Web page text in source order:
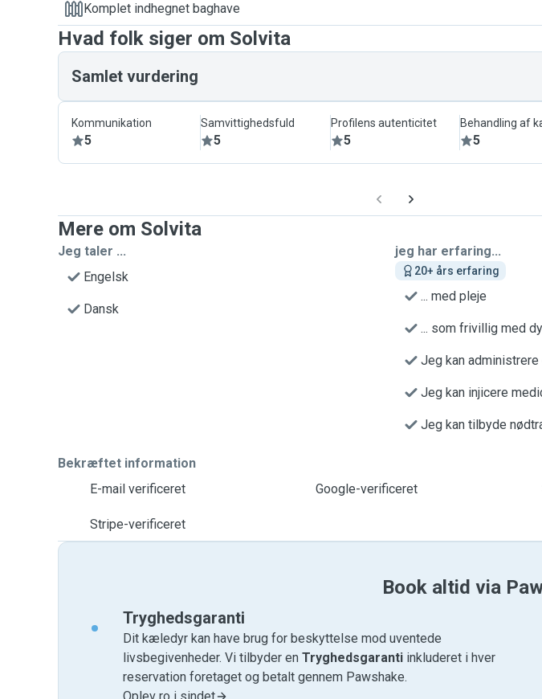
Komplet indhegnet baghave
Hvad folk siger om Solvita
Samlet vurdering
Kommunikation
5
Samvittighedsfuld
5
Profilens autenticitet
5
Behandling af
5
Mere om Solvita
Jeg taler ...
Engelsk
Dansk
jeg har erfaring...
20+ års erfaring
... med pleje
... som frivillig med
Jeg kan
Jeg kan injicere
Jeg kan tilbyde
Bekræftet information
E-mail verificeret
Google-verificeret
Stripe-verificeret
Book altid via
Tryghedsgaranti
Dit kæledyr kan have brug for beskyttelse mod uventede
livsbegivenheder. Vi tilbyder en Tryghedsgaranti inkluderet i hver
reservation foretaget og betalt gennem Pawshake.